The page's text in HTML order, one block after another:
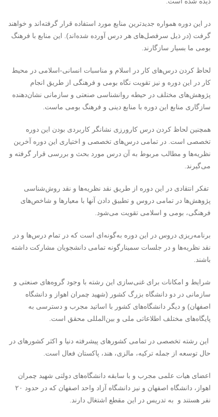
در این دوره همواره جدیدترین منابع مورد استفاده قرار گرفته‌اند و خواهند
گرفت (در ذیل سرفصل‌های هر درس آورده شده‌اند). این منابع با فرهنگ
بومی ما بسیار سازگارند.
لحاظ کردن درس‌های کار در اسلام و مناسبات انسانی-اسلامی در محیط
کار در این دوره و نیز تقویت نگاه بومی و فرهنگی از طریق انجام
پژوهش‌های مختلف در حیطه روانشناسی صنعتی و سازمانی نشان‌دهنده
سازگاری منابع این دوره با منابع دینی و فرهنگ بومی ماست.
همچنین لحاظ کردن درس کارورزی نشانگر کاربردی بودن این دوره
تخصصی است. در تمامی درس‌های تخصصی و اختیاری این دوره آخرین
نظریه‌ها و مطالب مربوط به آن درس مورد بحث و بررسی قرار گرفته و
می‌گیرند.
تفکر انتقادی در این دوره از طریق نقد نظریه‌ها و نقد روش‌شناسی
پژوهش‌ها در تمامی دروس و تطبیق دادن آنها با معیارها و شاخص‌های
فرهنگی، بومی و اسلامی تقویت می‌شود.
برنامه‌ریزی دروس در این دوره به‌گونه‌ای است که در تمام درس‌ها و در
نقد نظریه‌ها و در جلسات سمینارگونه تمامی دانشجویان مشارکت داشته
باشند.
شرایط و امکانات برای غنی‌سازی این رشته با وجود گروه‌های صنعتی و
سازمانی در دو دانشگاه بزرگ کشور (شهید چمران اهواز و دانشگاه
اصفهان) و دیگر دانشگاه‌های کشور با اساتید مجرب و دسترسی به
پایگاه‌های مختلف اطلاعاتی ملی و بین‌المللی محقق است.
این رشته تخصصی در تمامی کشورهای پیشرفته دنیا و اکثر کشورهای در
حال توسعه از جمله ترکیه، مالزی، هند، پاکستان فعال است.
اعضای هیات علمی مجرب و با سابقه دانشگاه‌های دولتی شهید چمران
اهواز، دانشگاه اصفهان و نیز دانشگاه آزاد واحد اصفهان که در حدود ۲۰
نفر هستند و به تدریس در این مقطع اشتغال دارند.